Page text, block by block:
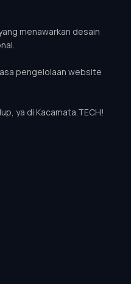
menawarkan desain
pengelolaan website
ya di Kacamata.TECH!